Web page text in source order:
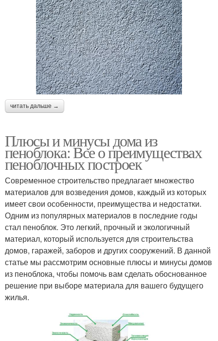
читать дальше →
Плюсы и минусы дома из
пеноблока: Все о преимуществах
пеноблочных построек
Современное строительство предлагает множество
материалов для возведения домов, каждый из которых
имеет свои особенности, преимущества и недостатки.
Одним из популярных материалов в последние годы
стал пеноблок. Это легкий, прочный и экологичный
материал, который используется для строительства
домов, гаражей, заборов и других сооружений. В данной
статье мы рассмотрим основные плюсы и минусы домов
из пеноблока, чтобы помочь вам сделать обоснованное
решение при выборе материала для вашего будущего
жилья.